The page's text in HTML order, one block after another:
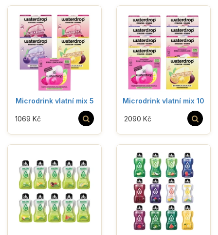
Microdrink vlatní mix 5
1069 Kč
Microdrink vlatní mix 10
2090 Kč